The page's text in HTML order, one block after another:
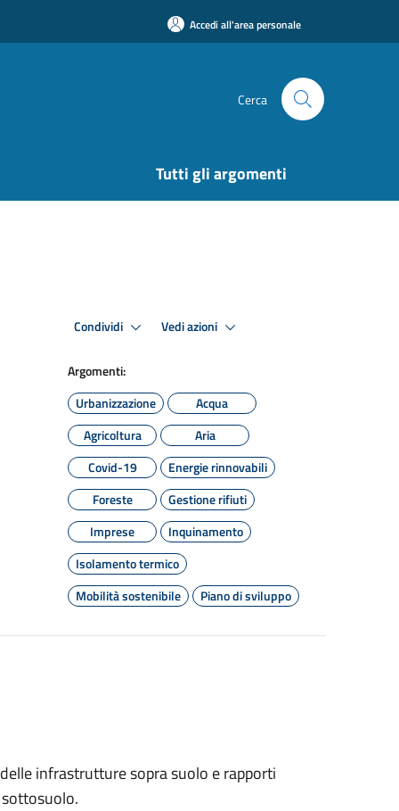
Accedi all'area personale
Cerca
Tutti gli argomenti
Condividi Vedi azioni
Argomenti:
Urbanizzazione
Acqua
Agricoltura
Aria
Covid-19
Energie rinnovabili
Foreste
Gestione rifiuti
Imprese
Inquinamento
Isolamento termico
Mobilità sostenibile
Piano di sviluppo
infrastrutture sopra suolo e rapporti